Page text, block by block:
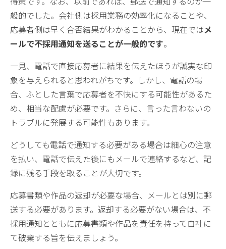
般的でした。会社側は採用業務の効率化になることや、
応募者側は早く合否結果がわかることから、現在ではメ
ールで不採用通知を送ることが一般的です。
一見、電話で直接応募者に結果を伝えたほうが誠実な印
象を与えられると思われがちです。しかし、電話の場
合、ふとした言葉で応募者を不快にする可能性があるた
め、相当な配慮が必要です。さらに、言った言わないの
トラブルに発展する可能性もあります。
どうしても電話で通知する必要がある場合は細心の注意
を払い、電話で伝えた後にもメールで連絡するなど、記
録に残る手段を取ることが大切です。
応募書類や作品の返却が必要な場合、メールとは別に郵
送する必要があります。返却する必要がない場合は、不
採用通知とともに応募書類や作品を責任を持って自社に
て破棄する旨を伝えましょう。